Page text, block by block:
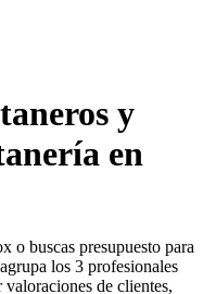
y
en
o buscas presupuesto para
los 3 profesionales
de clientes,